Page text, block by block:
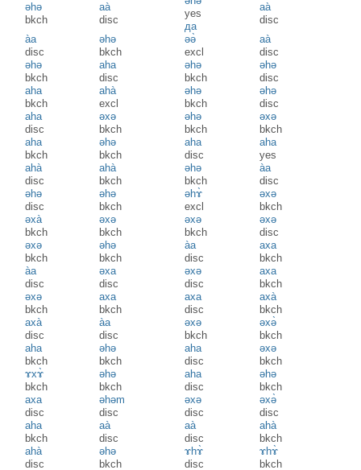
əhə
bkch
aà
disc
yes
да
аа̀
disc
àa
disc
əhə
bkch
əə̀
excl
aà
disc
əhə
bkch
aha
disc
əhə
bkch
əhə
disc
aha
bkch
ahà
excl
əhə
bkch
əhə
disc
aha
disc
əxə
bkch
əhə
bkch
əxə
bkch
aha
bkch
əhə
bkch
aha
disc
aha
yes
ahà
disc
ahà
bkch
əhə
bkch
àa
disc
əhə
disc
əhə
bkch
əhɤ̀
excl
əxə
bkch
əxà
bkch
əxə
bkch
əxə
bkch
əxə
disc
əxə
bkch
əhə
bkch
àa
disc
axa
bkch
àa
disc
əxa
disc
əxə
disc
axa
bkch
əxə
bkch
axa
bkch
axa
disc
axà
bkch
axà
disc
àa
disc
əxə
bkch
əxə̀
bkch
aha
bkch
əhə
bkch
aha
disc
əxə
bkch
ɤxɤ̀
bkch
əhə
bkch
aha
disc
əhə
bkch
axa
disc
əhəm
disc
əxə
disc
əxə̀
disc
aha
bkch
aà
disc
aà
disc
ahà
bkch
ahà
disc
əhə
bkch
ɤhɤ̀
disc
ɤhɤ̀
bkch